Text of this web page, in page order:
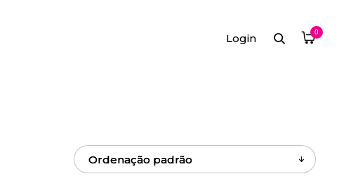
Login 0